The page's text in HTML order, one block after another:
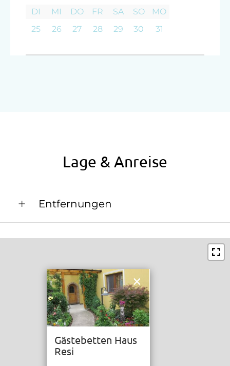
DI
25
MI
26
DO
27
FR
28
SA
29
SO
30
MO
31
Lage & Anreise
Entfernungen
Ortszentrum in 0 km
Restaurant in 3 km
Schwimmbad in 9 km
See / Teich in 14 km
Gästebetten Haus
Resi
×